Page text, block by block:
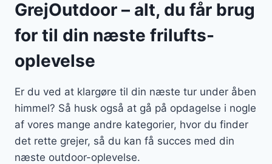
GrejOutdoor – alt, du får brug
for til din næste frilufts-
oplevelse
Er du ved at klargøre til din næste tur under åben
himmel? Så husk også at gå på opdagelse i nogle
af vores mange andre kategorier, hvor du finder
det rette grejer, så du kan få succes med din
næste outdoor-oplevelse.